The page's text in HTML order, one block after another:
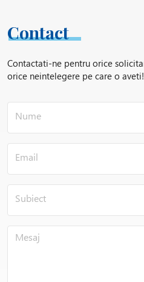
Contact
Contactati-ne pentru orice
orice neintelegere pe care o aveti!